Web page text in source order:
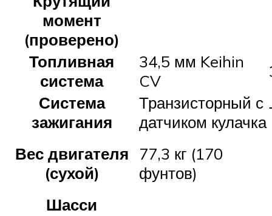
момент
(проверено)
Топливная
система
34,5 мм Keihin
CV
Система
зажигания
Транзисторный с
датчиком кулачка
Вес двигателя
(сухой)
77,3 кг (170
фунтов)
Шасси